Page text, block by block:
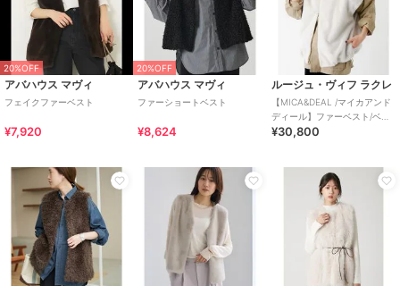
20%OFF
アバハウス マヴィ
フェイクファーベスト
¥7,920
20%OFF
アバハウス マヴィ
ファーショートベスト
¥8,624
ルージュ・ヴィフ ラクレ
【MICA&DEAL /マイカアンド
ディール】ファーベスト/ベス
ト/ファー/レイ
¥30,800